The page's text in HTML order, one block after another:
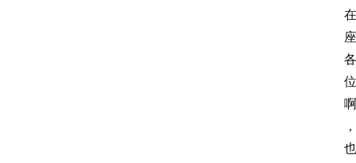
在
座
各
位
啊
，
也